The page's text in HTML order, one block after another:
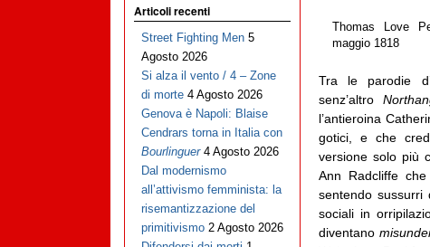
Thomas Love
maggio 1818
Tra le parodie
senz’altro
l’antieroina
gotici, e che
versione solo più
Ann Radcliffe
sentendo sussurri
sociali in
diventano
Articoli recenti
Street Fighting Men 5
Agosto 2026
Si alza il vento / 4 – Zone
di morte 4 Agosto 2026
Genova è Napoli: Blaise
Cendrars torna in Italia con
Bourlinguer 4 Agosto 2026
Dal modernismo
all’attivismo femminista: la
risemantizzazione del
primitivismo 2 Agosto 2026